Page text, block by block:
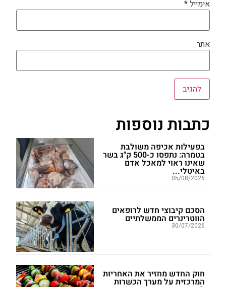
אימייל*
אתר
כתבות נוספות
בפעילות אכיפה משולבת
בטמרה: נתפסו כ-500 ק"ג בשר
שאינו ראוי למאכל אדם
באיטלי...
05/08/2026
הסכם קיבוצי חדש לרופאים
הווטרינרים הממשלתיים
30/07/2026
חוק החדש מחזיר את האחריות
המרכזית על מערך הכשרות